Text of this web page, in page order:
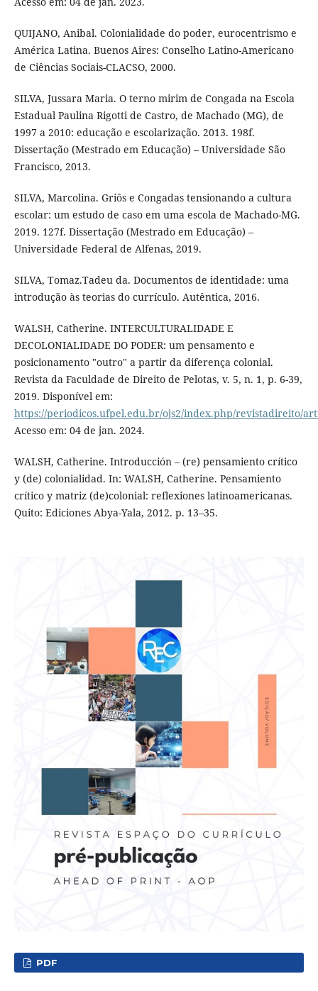
QUIJANO, Anibal. Colonialidade do poder, eurocentrismo e
América Latina. Buenos Aires: Conselho Latino-Americano
de Ciências Sociais-CLACSO, 2000.
SILVA, Jussara Maria. O terno mirim de Congada na Escola
Estadual Paulina Rigotti de Castro, de Machado (MG), de
1997 a 2010: educação e escolarização. 2013. 198f.
Dissertação (Mestrado em Educação) – Universidade São
Francisco, 2013.
SILVA, Marcolina. Griôs e Congadas tensionando a cultura
escolar: um estudo de caso em uma escola de Machado-MG.
2019. 127f. Dissertação (Mestrado em Educação) –
Universidade Federal de Alfenas, 2019.
SILVA, Tomaz.Tadeu da. Documentos de identidade: uma
introdução às teorias do currículo. Autêntica, 2016.
WALSH, Catherine. INTERCULTURALIDADE E
DECOLONIALIDADE DO PODER: um pensamento e
posicionamento "outro" a partir da diferença colonial.
Revista da Faculdade de Direito de Pelotas, v. 5, n. 1, p. 6-39,
2019. Disponível em:
https://periodicos.ufpel.edu.br/ojs2/index.php/revistadireito/
Acesso em: 04 de jan. 2024.
WALSH, Catherine. Introducción – (re) pensamiento crítico
y (de) colonialidad. In: WALSH, Catherine. Pensamiento
crítico y matriz (de)colonial: reflexiones latinoamericanas.
Quito: Ediciones Abya-Yala, 2012. p. 13–35.
PDF